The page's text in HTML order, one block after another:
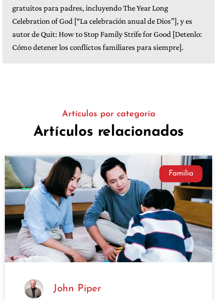
gratuitos para padres, incluyendo The Year Long
Celebration of God [“La celebración anual de Dios”], y es
autor de Quit: How to Stop Family Strife for Good [Detenlo:
Cómo detener los conflictos familiares para siempre].
Artículos por categoría
Artículos relacionados
Familia
John Piper